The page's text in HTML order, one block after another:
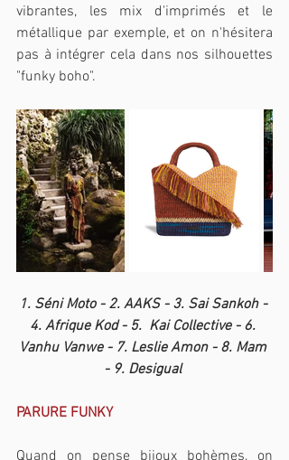
vibrantes, les mix d'imprimés et le
métallique par exemple, et on n'hésitera
pas à intégrer cela dans nos silhouettes
"funky boho".
1. Séni Moto - 2. AAKS - 3. Sai Sankoh -
4. Afrique Kod - 5.  Kai Collective - 6.
Vanhu Vanwe - 7. Leslie Amon - 8. Mam
- 9. Desigual
PARURE FUNKY
Quand on pense bijoux bohèmes, on